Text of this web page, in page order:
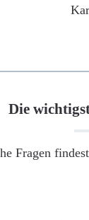
Die
Fragen